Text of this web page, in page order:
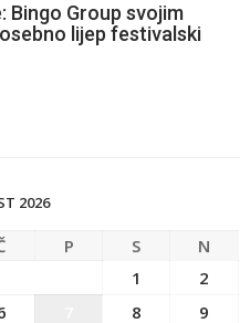
Bingo Group svojim
lijep festivalski
2026
P S
N
1
2
8
9